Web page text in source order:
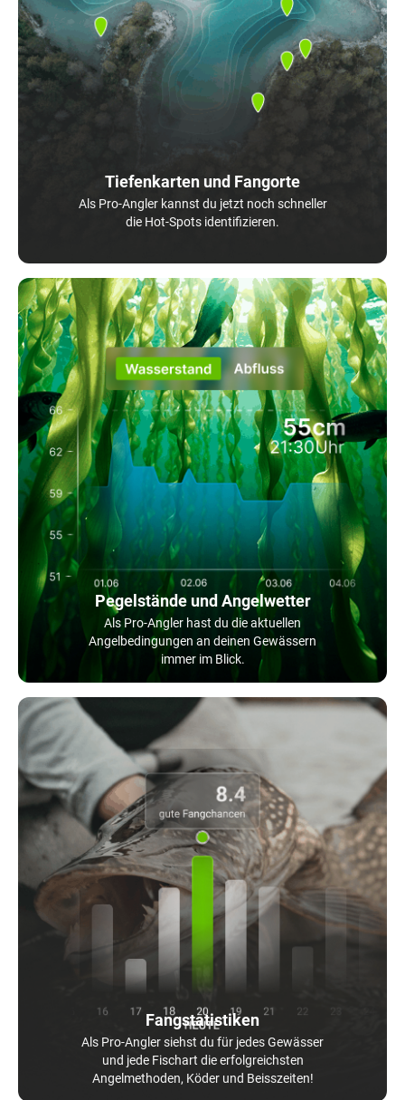
Tiefenkarten und Fangorte
Als Pro-Angler kannst du jetzt noch schneller
die Hot-Spots identifizieren.
Pegelstände und Angelwetter
Als Pro-Angler hast du die aktuellen
Angelbedingungen an deinen Gewässern
immer im Blick.
Fangstatistiken
Als Pro-Angler siehst du für jedes Gewässer
und jede Fischart die erfolgreichsten
Angelmethoden, Köder und Beisszeiten!